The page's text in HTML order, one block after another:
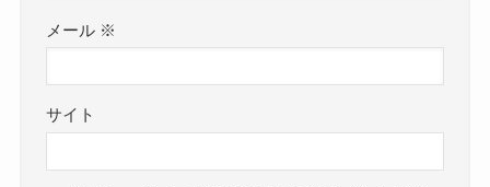
メール ※
サイト